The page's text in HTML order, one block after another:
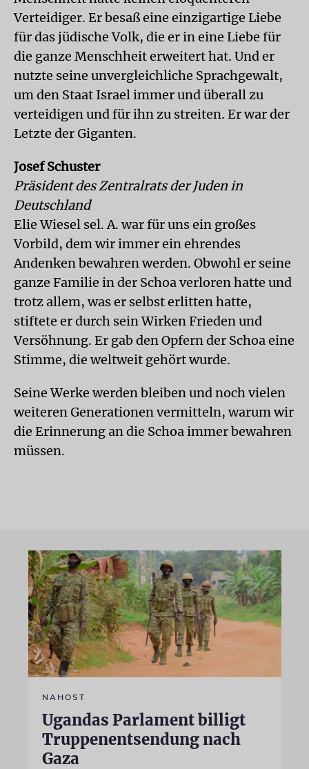
Verteidiger. Er besaß eine einzigartige Liebe
für das jüdische Volk, die er in eine Liebe für
die ganze Menschheit erweitert hat. Und er
nutzte seine unvergleichliche Sprachgewalt,
um den Staat Israel immer und überall zu
verteidigen und für ihn zu streiten. Er war der
Letzte der Giganten.
Josef Schuster
Präsident des Zentralrats der Juden in
Deutschland
Elie Wiesel sel. A. war für uns ein großes
Vorbild, dem wir immer ein ehrendes
Andenken bewahren werden. Obwohl er seine
ganze Familie in der Schoa verloren hatte und
trotz allem, was er selbst erlitten hatte,
stiftete er durch sein Wirken Frieden und
Versöhnung. Er gab den Opfern der Schoa eine
Stimme, die weltweit gehört wurde.
Seine Werke werden bleiben und noch vielen
weiteren Generationen vermitteln, warum wir
die Erinnerung an die Schoa immer bewahren
müssen.
NAHOST
Ugandas Parlament billigt
Truppenentsendung nach
Gaza